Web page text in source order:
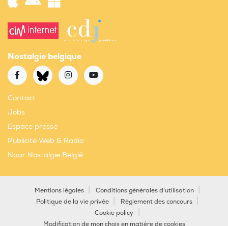
Nostalgie belgique
Contact
Jobs
Espace presse
Publicité Web & Radio
Naar Nostalgie België
Mentions légales
Conditions générales d'utilisation
Politique de la vie privée
Règlement des concours
Cookie policy
Modification de mon choix en matière de cookies